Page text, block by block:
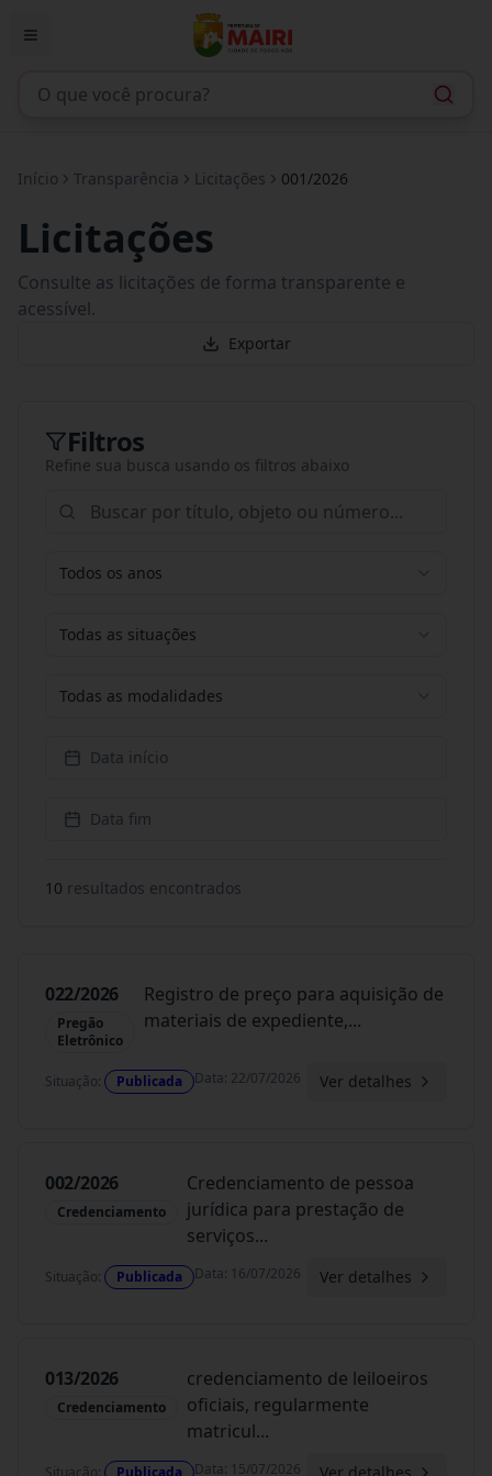
Início Transparência Licitações 001/2026
Licitações
Consulte as licitações de forma transparente e
acessível.
Exportar
Filtros
Refine sua busca usando os filtros abaixo
Todos os anos
Todas as situações
Todas as modalidades
Data início
Data fim
10 resultados encontrados
022/2026
Pregão
Eletrônico
Registro de preço para aquisição de
materiais de expediente,...
Situação: Publicada Data: 22/07/2026 Ver detalhes
002/2026
Credenciamento
Credenciamento de pessoa
jurídica para prestação de
serviços...
Situação: Publicada Data: 16/07/2026 Ver detalhes
013/2026
Credenciamento
credenciamento de leiloeiros
oficiais, regularmente
matricul...
Situação: Publicada Data: 15/07/2026